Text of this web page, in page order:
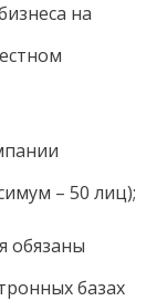
на
– 50 лиц);
обязаны
базах